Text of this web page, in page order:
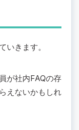
いきます。
が社内FAQの存
えないかもしれ